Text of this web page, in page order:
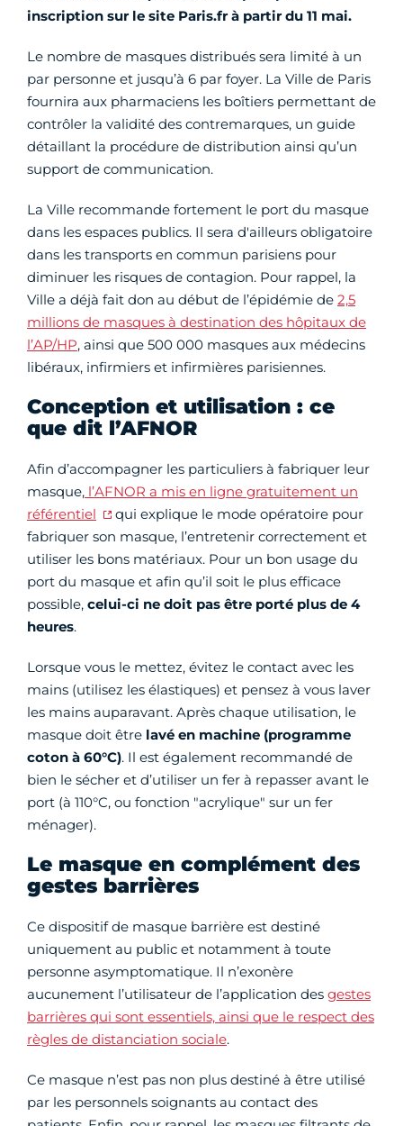
inscription sur le site Paris.fr à partir du 11 mai.
Le nombre de masques distribués sera limité à un
par personne et jusqu’à 6 par foyer. La Ville de Paris
fournira aux pharmaciens les boîtiers permettant de
contrôler la validité des contremarques, un guide
détaillant la procédure de distribution ainsi qu’un
support de communication.
La Ville recommande fortement le port du masque
dans les espaces publics. Il sera d'ailleurs obligatoire
dans les transports en commun parisiens pour
diminuer les risques de contagion. Pour rappel, la
Ville a déjà fait don au début de l’épidémie de 2,5
millions de masques à destination des hôpitaux de
l’AP/HP, ainsi que 500 000 masques aux médecins
libéraux, infirmiers et infirmières parisiennes.
Conception et utilisation : ce
que dit l’AFNOR
Afin d’accompagner les particuliers à fabriquer leur
masque, l’AFNOR a mis en ligne gratuitement un
référentiel
qui explique le mode opératoire pour
fabriquer son masque, l’entretenir correctement et
utiliser les bons matériaux. Pour un bon usage du
port du masque et afin qu’il soit le plus efficace
possible, celui-ci ne doit pas être porté plus de 4
heures.
Lorsque vous le mettez, évitez le contact avec les
mains (utilisez les élastiques) et pensez à vous laver
les mains auparavant. Après chaque utilisation, le
masque doit être lavé en machine (programme
coton à 60°C). Il est également recommandé de
bien le sécher et d’utiliser un fer à repasser avant le
port (à 110°C, ou fonction "acrylique" sur un fer
ménager).
Le masque en complément des
gestes barrières
Ce dispositif de masque barrière est destiné
uniquement au public et notamment à toute
personne asymptomatique. Il n’exonère
aucunement l’utilisateur de l’application des gestes
barrières qui sont essentiels, ainsi que le respect des
règles de distanciation sociale.
Ce masque n’est pas non plus destiné à être utilisé
par les personnels soignants au contact des